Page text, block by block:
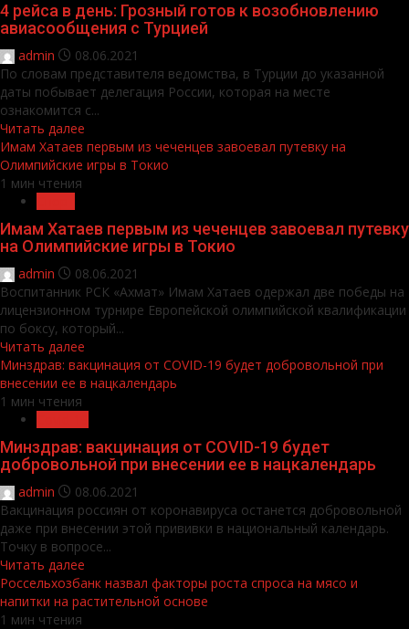
4 рейса в день: Грозный готов к возобновлению
авиасообщения с Турцией
admin
08.06.2021
По словам представителя ведомства, в Турции до указанной
даты побывает делегация России, которая на месте
ознакомится с...
Читать далее
Имам Хатаев первым из чеченцев завоевал путевку на
Олимпийские игры в Токио
1 мин чтения
Имам Хатаев первым из чеченцев завоевал путевку
на Олимпийские игры в Токио
admin
08.06.2021
Воспитанник РСК «Ахмат» Имам Хатаев одержал две победы на
лицензионном турнире Европейской олимпийской квалификации
по боксу, который...
Читать далее
Минздрав: вакцинация от COVID-19 будет добровольной при
внесении ее в нацкалендарь
1 мин чтения
Минздрав: вакцинация от COVID-19 будет
добровольной при внесении ее в нацкалендарь
admin
08.06.2021
Вакцинация россиян от коронавируса останется добровольной
даже при внесении этой прививки в национальный календарь.
Точку в вопросе...
Читать далее
Россельхозбанк назвал факторы роста спроса на мясо и
напитки на растительной основе
1 мин чтения